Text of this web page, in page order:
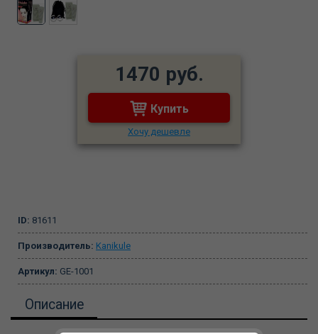
1470 руб.
Купить
Хочу дешевле
ID: 81611
Производитель: Kanikule
Артикул: GE-1001
Описание